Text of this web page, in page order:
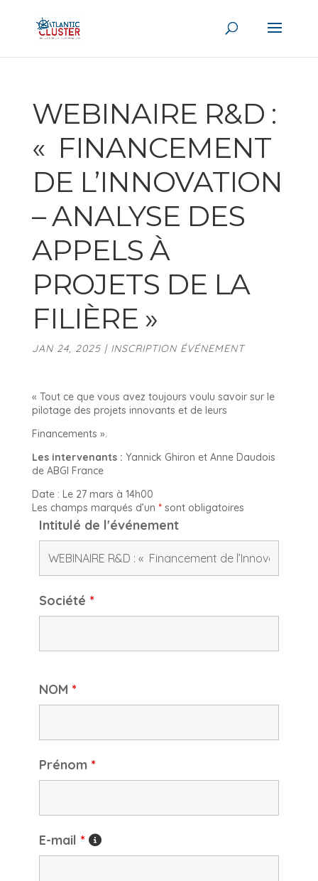
WEBINAIRE R&D :
« FINANCEMENT
DE L’INNOVATION
– ANALYSE DES
APPELS À
PROJETS DE LA
FILIÈRE »
JAN 24, 2025| INSCRIPTION ÉVÉNEMENT
« Tout ce que vous avez toujours voulu savoir sur le
pilotage des projets innovants et de leurs
Financements ».
Les intervenants : Yannick Ghiron et Anne Daudois
de ABGI France
Date : Le 27 mars à 14h00
Les champs marqués d’un *sont obligatoires
Intitulé de l'événement
Société *
NOM *
Prénom *
E-mail *